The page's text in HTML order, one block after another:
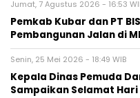
Jumat, 7 Agustus 2026 - 16:53
Pemkab Kubar dan PT
Pembangunan Jalan di
Senin, 25 Mei 2026 - 18:49 WIB
Kepala Dinas Pemuda
Sampaikan Selamat Hari